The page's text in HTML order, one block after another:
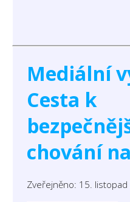
Mediální
Cesta k
chování
Zveřejněno: 15.